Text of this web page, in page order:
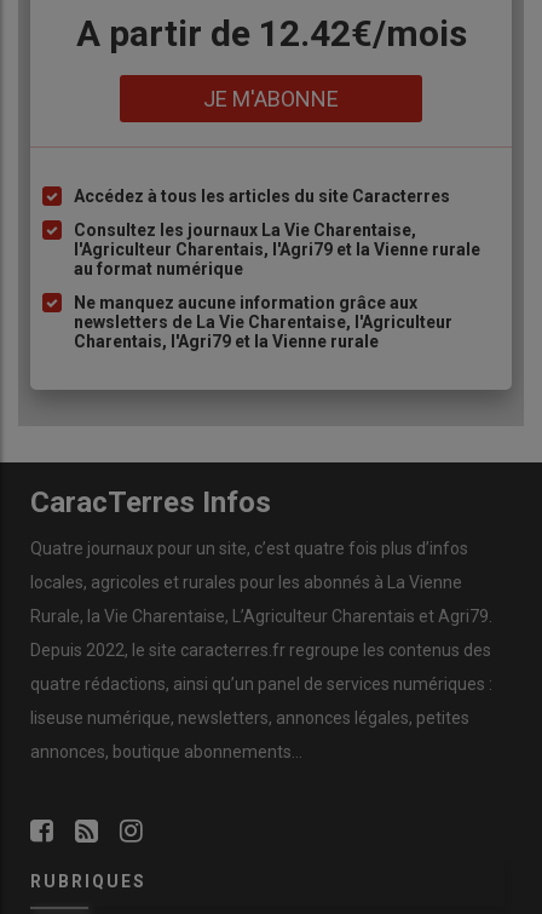
Body
A partir de 12.42€/mois
JE M'ABONNE
Liste
à
puce
Accédez à tous les articles du site Caracterres
Consultez les journaux La Vie Charentaise,
l'Agriculteur Charentais, l'Agri79 et la Vienne rurale
au format numérique
Ne manquez aucune information grâce aux
newsletters de La Vie Charentaise, l'Agriculteur
Charentais, l'Agri79 et la Vienne rurale
CaracTerres Infos
Quatre journaux pour un site, c’est quatre fois plus d’infos
locales, agricoles et rurales pour les abonnés à La Vienne
Rurale, la Vie Charentaise, L’Agriculteur Charentais et Agri79.
Depuis 2022, le site caracterres.fr regroupe les contenus des
quatre rédactions, ainsi qu’un panel de services numériques :
liseuse numérique, newsletters, annonces légales, petites
annonces, boutique abonnements…
RUBRIQUES